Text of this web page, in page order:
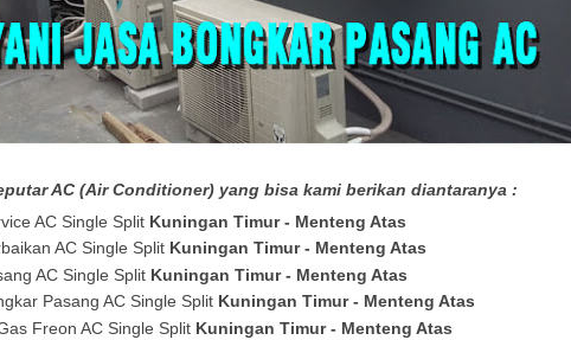
AC (Air Conditioner) yang bisa kami berikan diantaranya :
AC Single Split Kuningan Timur - Menteng Atas
AC Single Split Kuningan Timur - Menteng Atas
AC Single Split Kuningan Timur - Menteng Atas
Pasang AC Single Split Kuningan Timur - Menteng Atas
Freon AC Single Split Kuningan Timur - Menteng Atas